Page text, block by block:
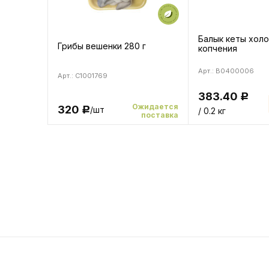
Грибы вешенки 280 г
Арт.: C1001769
320 Р/шт
Ожидается
поставка
Балык кеты
копчения
Арт.: B0400006
383.40 Р
/ 0.2 кг